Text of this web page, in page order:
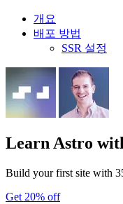
개요
배포 방법
SSR 설정
Learn Astro
Build your first site with
Get 20% off